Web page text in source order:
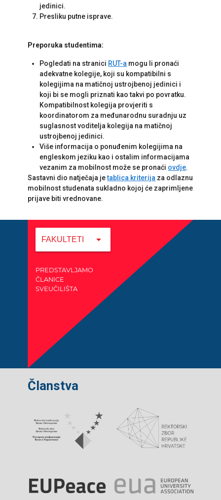
jedinici.
Presliku putne isprave.
Preporuka studentima:
Pogledati na stranici RUT-a mogu li pronaći
adekvatne kolegije, koji su kompatibilni s
kolegijima na matičnoj ustrojbenoj jedinici i
koji bi se mogli priznati kao takvi po povratku.
Kompatibilnost kolegija provjeriti s
koordinatorom za međunarodnu suradnju uz
suglasnost voditelja kolegija na matičnoj
ustrojbenoj jedinici.
Više informacija o ponuđenim kolegijima na
engleskom jeziku kao i ostalim informacijama
vezanim za mobilnost može se pronaći ovdje.
Sastavni dio natječaja jetablica kriterija za odlaznu
mobilnost studenata sukladno kojoj će zaprimljene
prijave biti vrednovane.
FAKULTETI arrow_drop_down
PREDSTAVLJAMO
ČLANICE
SVEUČILIŠTA
Članstva